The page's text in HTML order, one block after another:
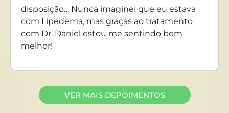
disposição… Nunca imaginei que eu estava
com Lipedema, mas graças ao tratamento
com Dr. Daniel estou me sentindo bem
melhor!
VER MAIS DEPOIMENTOS